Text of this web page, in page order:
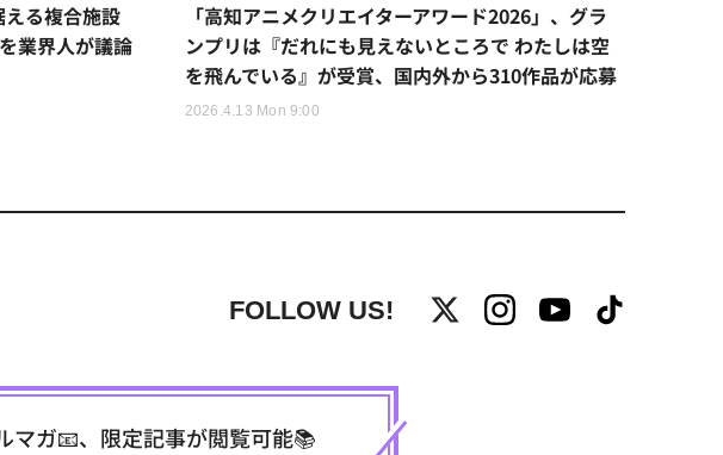
える複合施設
業界人が議論
「高知アニメクリエイターアワード2026」、グラ
ンプリは『だれにも見えないところで わたしは空
を飛んでいる』が受賞、国内外から310作品が応募
2026.4.13 Mon 9:00
FOLLOW US!
マガ📧、限定記事が閲覧可能📚